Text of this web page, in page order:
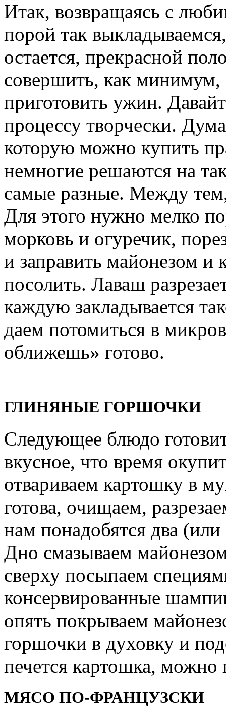
Итак, возвращаясь с
порой так
остается, прекрасной
совершить, как
приготовить ужин.
процессу творчески.
которую можно купить
немногие решаются на
самые разные. Между
Для этого нужно мелко
морковь и огуречик,
и заправить майонезом
посолить. Лаваш
каждую закладывается
даем потомиться в
оближешь» готово.
ГЛИНЯНЫЕ ГОРШОЧКИ
Следующее блюдо
вкусное, что время
отвариваем картошку в
готова, очищаем,
нам понадобятся два
Дно смазываем
сверху посыпаем
консервированные
опять покрываем
горшочки в духовку и
печется картошка,
МЯСО ПО-ФРАНЦУЗСКИ